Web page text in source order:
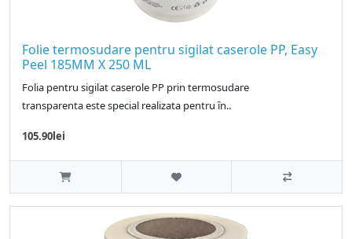
Folie termosudare pentru sigilat caserole PP, Easy
Peel 185MM X 250 ML
Folia pentru sigilat caserole PP prin termosudare
transparenta este special realizata pentru ȋn..
105.90lei